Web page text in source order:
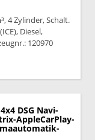
4 Zylinder, Schalt.
Diesel,
120970
DSG Navi-
AppleCarPlay-